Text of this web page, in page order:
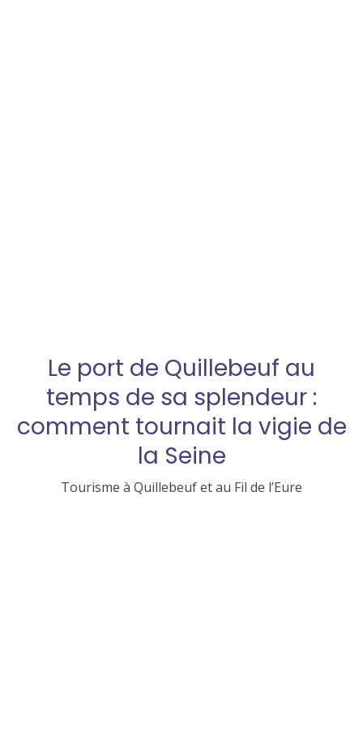
Le port de Quillebeuf au
temps de sa splendeur :
comment tournait la vigie de
la Seine
Tourisme à Quillebeuf et au Fil de l’Eure